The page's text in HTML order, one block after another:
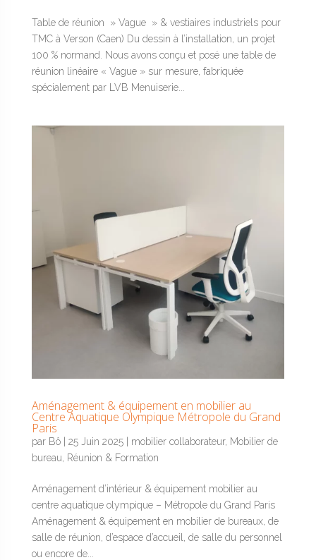
Table de réunion » Vague » & vestiaires industriels pour
TMC à Verson (Caen) Du dessin à l’installation, un projet
100 % normand. Nous avons conçu et posé une table de
réunion linéaire « Vague » sur mesure, fabriquée
spécialement par LVB Menuiserie...
Aménagement & équipement en mobilier au
Centre Aquatique Olympique Métropole du Grand
Paris
par Bô| 25 Juin 2025| mobilier collaborateur, Mobilier de
bureau
Réunion & Formation
Aménagement d’intérieur & équipement mobilier au
centre aquatique olympique – Métropole du Grand Paris
Aménagement & équipement en mobilier de bureaux, de
salle de réunion, d’espace d’accueil, de salle du personnel
ou encore de...